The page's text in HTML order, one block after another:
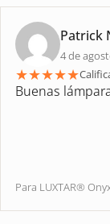
Patrick
4 de
★★★★★
Buenas
Para LUXTAR®